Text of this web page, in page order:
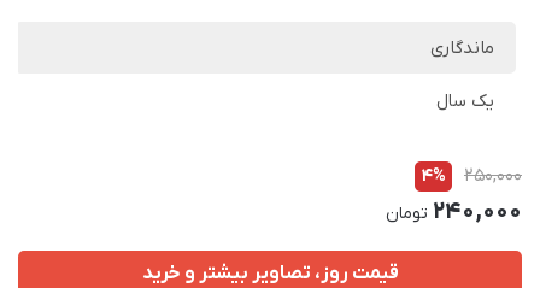
ماندگاری
یک سال
250,000
4%
240,000 تومان
قیمت روز، تصاویر بیشتر و خرید